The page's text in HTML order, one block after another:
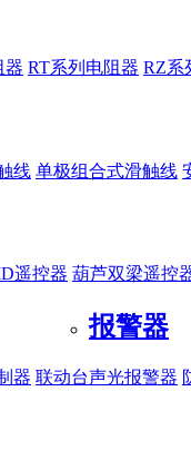
器 RT系列电阻器 RZ系
线 单极组合式滑触线
遥控器 葫芦双梁遥控
器 联动台
报警器
声光报警器